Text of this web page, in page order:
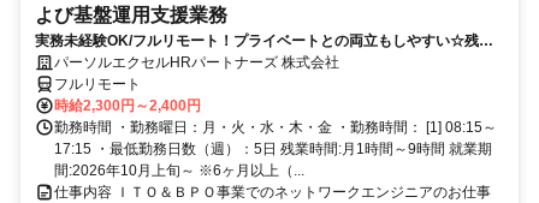
よび基盤運用支援業務
実務未経験OK/フルリモート！プライベートとの両立もしやすい☆残業
ちょっと♪
パーソルエクセルHRパートナーズ 株式会社
フルリモート
時給2,300円～2,400円
勤務時間 ・勤務曜日：月・火・水・木・金 ・勤務時間： [1] 08:15～
17:15 ・最低勤務日数（週）：5日 残業時間:月1時間～9時間 就業期
間:2026年10月上旬～ ※6ヶ月以上（...
仕事内容 ＩＴＯ＆ＢＰＯ事業でのネットワークエンジニアのお仕事